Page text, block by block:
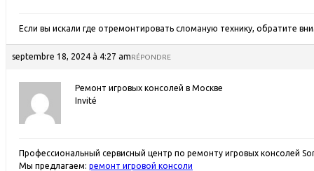
Если вы искали где отремонтировать сломаную технику, обратите
septembre 18, 2024 à 4:27 amRÉPONDRE
Ремонт игровых консолей в Москве
Invité
Профессиональный сервисный центр по ремонту игровых консолей
Мы предлагаем: ремонт игровой консоли